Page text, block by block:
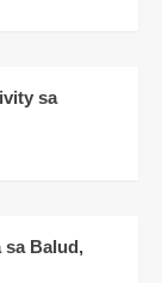
sa
sa Balud,